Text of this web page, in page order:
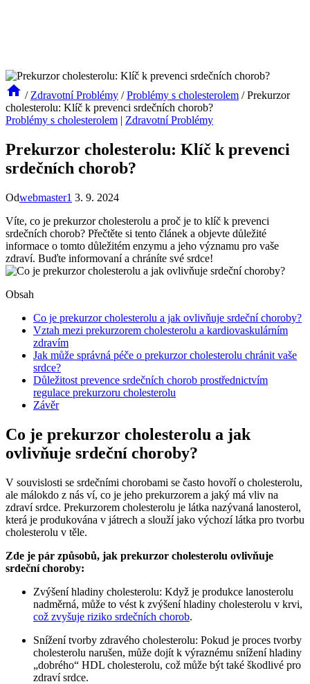
/ Zdravotní Problémy / Problémy s cholesterolem / Prekurzor
cholesterolu: Klíč k prevenci srdečních chorob?
Problémy s cholesterolem | Zdravotní Problémy
Prekurzor cholesterolu: Klíč k prevenci
srdečních chorob?
Odwebmaster1 3. 9. 2024
Víte, co je prekurzor cholesterolu a proč je to klíč k prevenci
srdečních chorob? Přečtěte si tento článek a objevte důležité
informace o tomto důležitém enzymu a jeho významu pro vaše
zdraví. Buďte informovaní a chráníte své srdce!
Obsah
Co je prekurzor cholesterolu a jak ovlivňuje srdeční choroby?
Vztah mezi prekurzorem cholesterolu a kardiovaskulárním
zdravím
Jak může správná péče o prekurzor cholesterolu chránit vaše
srdce?
Důležitost prevence srdečních chorob prostřednictvím
regulace prekurzoru cholesterolu
Závěr
Co je prekurzor cholesterolu a jak
ovlivňuje srdeční choroby?
V souvislosti se srdečními chorobami se často hovoří o cholesterolu,
ale málokdo z nás ví, co je jeho prekurzorem a jaký má vliv na
zdraví srdce. Prekurzorem cholesterolu je látka nazývaná lanosterol,
která je produkována v játrech a slouží jako výchozí látka pro tvorbu
cholesterolu v těle.
Zde je pár způsobů, jak prekurzor cholesterolu ovlivňuje
srdeční choroby:
Zvýšení hladiny cholesterolu: Když je produkce lanosterolu
nadměrná, může to vést k zvýšení hladiny cholesterolu v krvi,
což zvyšuje riziko srdečních chorob.
Snížení tvorby zdravého cholesterolu: Pokud je proces tvorby
cholesterolu narušen, může dojít k výraznému snížení hladiny
„dobrého“ HDL cholesterolu, což může být také škodlivé pro
zdraví srdce.